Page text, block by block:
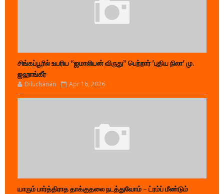
சிங்கப்பூரில் உயரிய “ஜமாலியன் விருது” பெற்றார் 'புதிய நிலா' மு.
ஜஹாங்கீர்
Diluchanan Apr 16, 2026
யாரும் பார்த்திராத தாக்குதலை நடத்துவோம் - ட்ரம்ப் மீண்டும்